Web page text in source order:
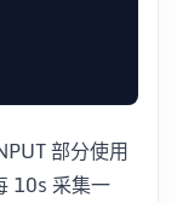
部分使用
10s 采集一